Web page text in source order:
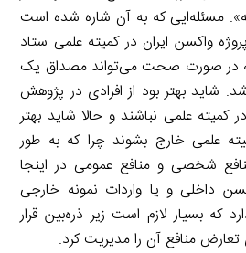
مسئله‌ایی که به آن شاره شده است
واکسن ایران در کمیته علمی ستاد
که در صورت صحت می‌تواند مصداق یک
شاید بهتر بود از افرادی در پژوهش
علمی نباشند و حالا شاید بهتر
علمی خارج بشوند چرا که به طور
شخصی و منافع عمومی در اینجا
داخلی و یا واردات نمونه خارجی
که بسیار لازم است زیر ذره‌بین قرار
تعارض منافع آن را مدیریت کرد.